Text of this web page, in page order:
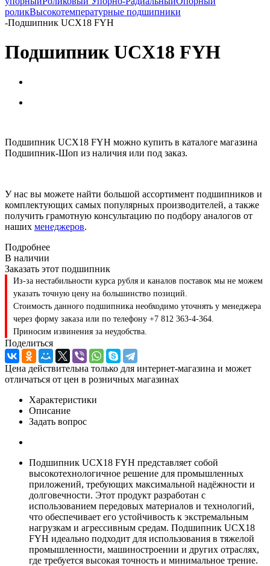
роликВысокотемпературные подшипники
-Подшипник UCX18 FYH
Подшипник UCX18 FYH
Подшипник UCX18 FYH можно купить в каталоге магазина
Подшипник-Шоп из наличия или под заказ.
У нас вы можете найти большой ассортимент подшипников и
комплектующих самых популярных производителей, а также
получить грамотную консультацию по подбору аналогов от
наших менеджеров.
Подробнее
В наличии
Заказать этот подшипник
Из-за нестабильности курса рубля и каналов поставок мы не можем
указать точную цену на большинство позиций.
Стоимость данного подшипника необходимо уточнять у менеджера
через форму заказа или по телефону +7 812 363-4-364.
Приносим извинения за неудобства.
Поделиться
Цена действительна только для интернет-магазина и может
отличаться от цен в розничных магазинах
Характеристики
Описание
Задать вопрос
Подшипник UCX18 FYH представляет собой
высокотехнологичное решение для промышленных
приложений, требующих максимальной надёжности и
долговечности. Этот продукт разработан с
использованием передовых материалов и технологий,
что обеспечивает его устойчивость к экстремальным
нагрузкам и агрессивным средам. Подшипник UCX18
FYH идеально подходит для использования в тяжелой
промышленности, машиностроении и других отраслях,
где требуется высокая точность и минимальное трение.